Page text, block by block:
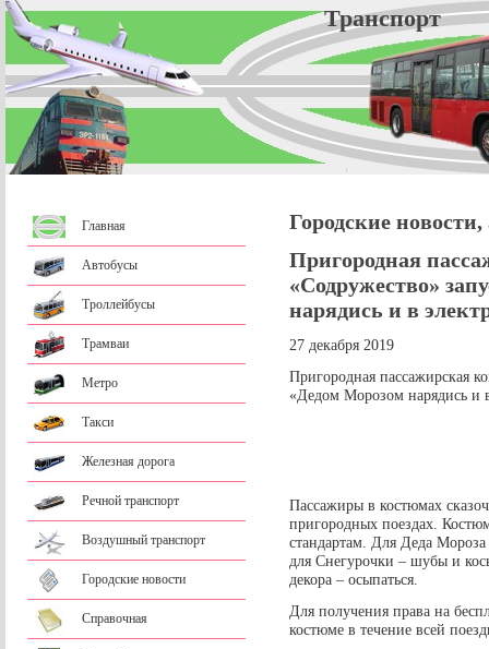
Главная
Автобусы
Троллейбусы
Трамваи
Метро
Такси
Железная дорога
Речной транспорт
Воздушный транспорт
Городские новости
Справочная
Городские
Пригородная
«Содружество»
нарядись и в
27 декабря 2019
Пригородная пассажирская
«Дедом Морозом нарядись и
Пассажиры в костюмах
пригородных поездах.
стандартам. Для Деда
для Снегурочки – шубы и
декора – осыпаться.
Для получения права на
костюме в течение всей